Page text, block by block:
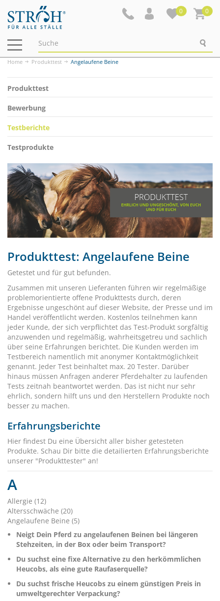
0 0
Navigation
ein-/ausblenden
Home Produkttest Angelaufene Beine
Produkttest
Bewerbung
Testberichte
Testprodukte
Produkttest: Angelaufene Beine
Getestet und für gut befunden.
Zusammen mit unseren Lieferanten führen wir regelmäßige
problemorientierte offene Produkttests durch, deren
Ergebnisse ungeschönt auf dieser Website, der Presse und im
Handel veröffentlicht werden. Kostenlos teilnehmen kann
jeder Kunde, der sich verpflichtet das Test-Produkt sorgfältig
anzuwenden und regelmäßig, wahrheitsgetreu und sachlich
über seine Erfahrungen berichtet. Die Kunden werden im
Testbereich namentlich mit anonymer Kontaktmöglichkeit
genannt. Jeder Test beinhaltet max. 20 Tester. Darüber
hinaus müssen Anfragen anderer Pferdehalter zu laufenden
Tests zeitnah beantwortet werden. Das ist nicht nur sehr
ehrlich, sondern hilft uns und den Herstellern Produkte noch
besser zu machen.
Erfahrungsberichte
Hier findest Du eine Übersicht aller bisher getesteten
Produkte. Schau Dir bitte die detailierten Erfahrungsberichte
unserer "Produkttester" an!
A
Allergie (12)
Altersschwäche (20)
Angelaufene Beine (5)
Neigt Dein Pferd zu angelaufenen Beinen bei längeren
Stehzeiten, in der Box oder beim Transport?
Du suchst eine fixe Alternative zu den herkömmlichen
Heucobs, als eine gute Raufaserquelle?
Du suchst frische Heucobs zu einem günstigen Preis in
umweltgerechter Verpackung?